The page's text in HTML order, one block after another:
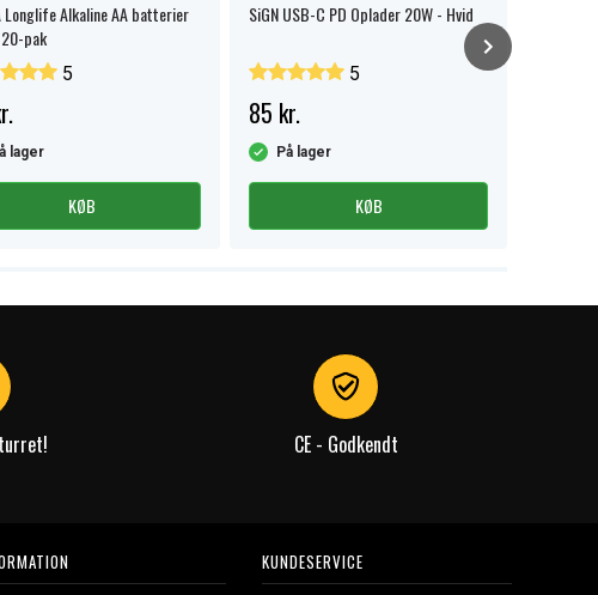
Longlife Alkaline AA batterier
pak
5
lager
KØB
SiGN USB-C PD Oplader 20W - Hvid
5
85 kr.
På lager
KØB
CE - Godkendt
KUNDESERVICE